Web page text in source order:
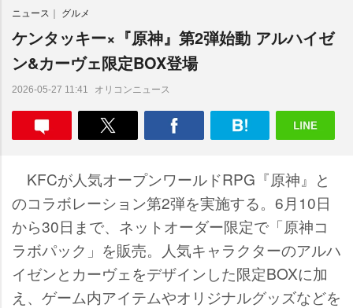
e
ニュース グルメ
ケンタッキー×『原神』第2弾始動 アルハイゼ
ン&カーヴェ限定BOX登場
2026-05-27 11:41 オリコンニュース
KFCが人気オープンワールドRPG『原神』と
のコラボレーション第2弾を実施する。6月10日
から30日まで、ネットオーダー限定で「原神コ
ラボパック」を販売。人気キャラクターのアルハ
イゼンとカーヴェをデザインした限定BOXに加
え、ゲーム内アイテムやオリジナルグッズなどを